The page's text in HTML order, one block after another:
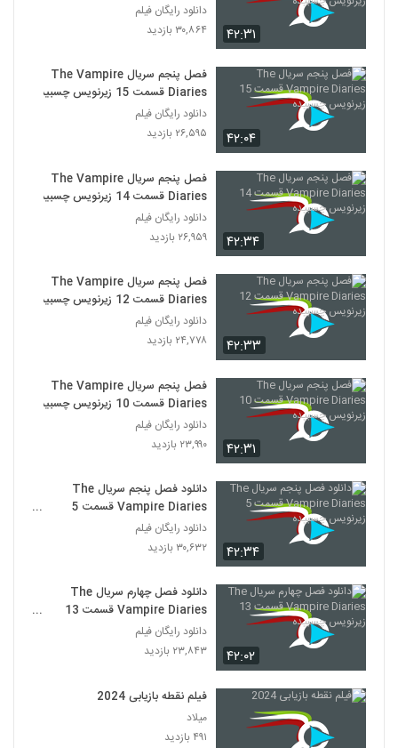
۴۲:۳۱
دانلود رایگان فیلم
۳۰,۸۶۴ بازدید
۴۲:۰۴
فصل پنجم سریال The Vampire
Diaries قسمت 15 زیرنویس چسبیده
دانلود رایگان فیلم
۲۶,۵۹۵ بازدید
۴۲:۳۴
فصل پنجم سریال The Vampire
Diaries قسمت 14 زیرنویس چسبیده
دانلود رایگان فیلم
۲۶,۹۵۹ بازدید
۴۲:۳۳
فصل پنجم سریال The Vampire
Diaries قسمت 12 زیرنویس چسبیده
دانلود رایگان فیلم
۲۴,۷۷۸ بازدید
۴۲:۳۱
فصل پنجم سریال The Vampire
Diaries قسمت 10 زیرنویس چسبیده
دانلود رایگان فیلم
۲۳,۹۹۰ بازدید
۴۲:۳۴
دانلود فصل پنجم سریال The
Vampire Diaries قسمت 5
زیرنویس چسبیده
دانلود رایگان فیلم
۳۰,۶۳۲ بازدید
۴۲:۰۲
دانلود فصل چهارم سریال The
Vampire Diaries قسمت 13
زیرنویس چسبیده
دانلود رایگان فیلم
۲۳,۸۴۳ بازدید
فیلم نقطه بازیابی 2024
میلاد
۴۹۱ بازدید